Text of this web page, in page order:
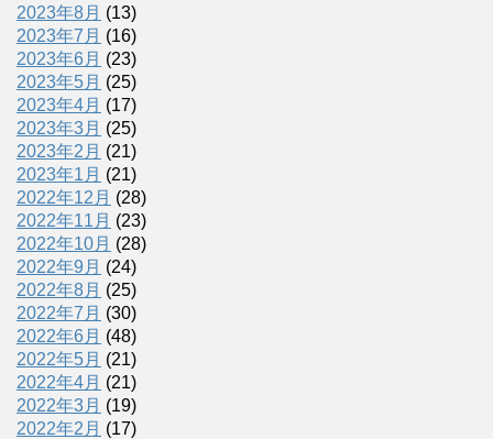
2023年8月 (13)
2023年7月 (16)
2023年6月 (23)
2023年5月 (25)
2023年4月 (17)
2023年3月 (25)
2023年2月 (21)
2023年1月 (21)
2022年12月 (28)
2022年11月 (23)
2022年10月 (28)
2022年9月 (24)
2022年8月 (25)
2022年7月 (30)
2022年6月 (48)
2022年5月 (21)
2022年4月 (21)
2022年3月 (19)
2022年2月 (17)